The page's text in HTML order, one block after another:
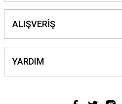
ALIŞVERİŞ
YARDIM